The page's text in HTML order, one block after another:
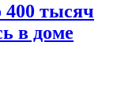
400 тысяч
в доме